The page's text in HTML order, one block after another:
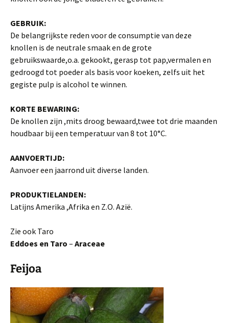
GEBRUIK:
De belangrijkste reden voor de consumptie van deze
knollen is de neutrale smaak en de grote
gebruikswaarde,o.a. gekookt, gerasp tot pap,ve­rmalen en
gedroogd tot poeder als basis voor koeken, ze­lfs uit het
gegiste pulp is alcohol te winnen.
KORTE BEWARING:
De knollen zijn ,mits droog bewaard,twee tot drie maanden
houd­baar bij een temperatuur van 8 tot 10°C.
AANVOERTIJD:
Aanvoer een jaarrond uit diverse landen.
PRODUKTIELANDEN:
Latijns Amerika ,Afrika en Z.O. Azië.
Zie ook Taro
Eddoes en Taro – Araceae
Feijoa